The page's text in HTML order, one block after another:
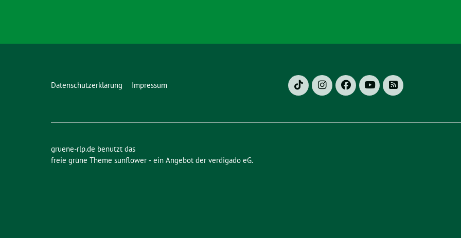
Datenschutzerklärung Impressum
gruene-rlp.de benutzt das
freie grüne Theme sunflower ‐ ein Angebot der verdigado eG.